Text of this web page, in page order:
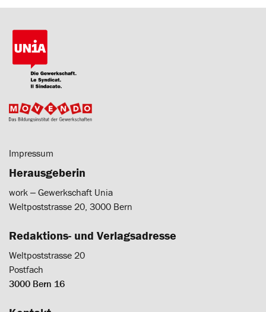
Impressum
Herausgeberin
work ‒ Gewerkschaft Unia
Weltpoststrasse 20, 3000 Bern
Redaktions- und Verlagsadresse
Weltpoststrasse 20
Postfach
3000 Bern 16